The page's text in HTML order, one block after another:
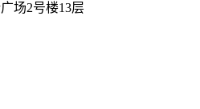
场2号楼13层